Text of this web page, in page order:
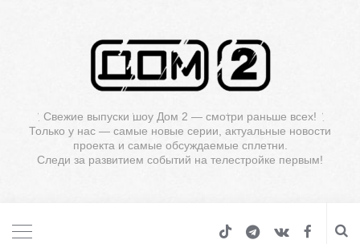
Свежие выпуски шоу Дом 2 — смотри раньше всех!
Только у нас — самые новые серии, актуальные новости
проекта и самые обсуждаемые сплетни.
Следи за развитием событий на телестройке первым!